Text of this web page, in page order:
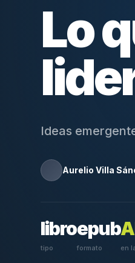
Lo
Ideas
Aurelio Villa
libro
tipo
epub
formato en